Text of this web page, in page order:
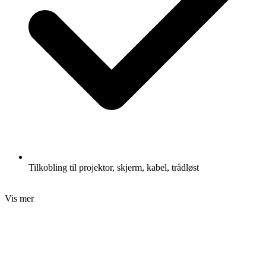
Tilkobling til projektor, skjerm, kabel, trådløst
Vis mer